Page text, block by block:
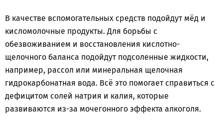
В качестве вспомогательных средств подойдут мёд и
кисломолочные продукты. Для борьбы с
обезвоживанием и восстановления кислотно-
щелочного баланса подойдут подсоленные жидкости,
например, рассол или минеральная щелочная
гидрокарбонатная вода. Всё это помогает справиться с
дефицитом солей натрия и калия, которые
развиваются из-за мочегонного эффекта алкоголя.